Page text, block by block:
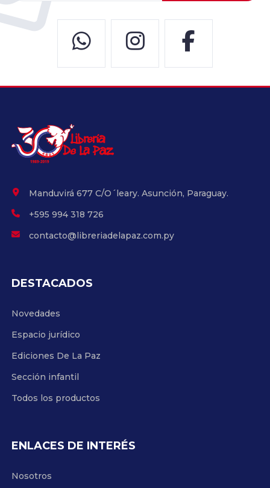
Manduvirá 677 C/O´leary. Asunción, Paraguay.
+595 994 318 726
contacto@libreriadelapaz.com.py
DESTACADOS
Novedades
Espacio jurídico
Ediciones De La Paz
Sección infantil
Todos los productos
ENLACES DE INTERÉS
Nosotros